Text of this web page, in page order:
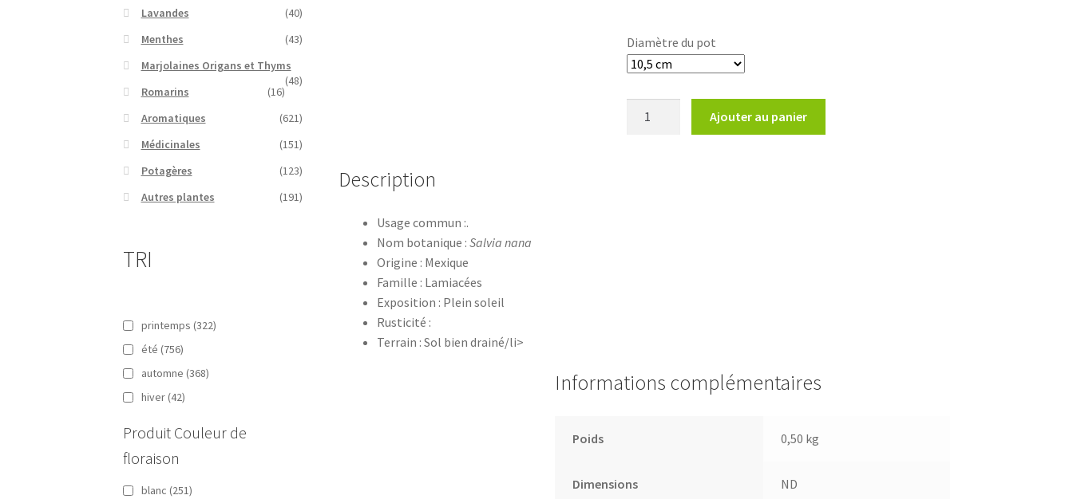
7,90€
à
14,40€
Diamètre du pot
Ajouter au panier
Description
Usage commun :.
Nom botanique :Salvia nana
Origine : Mexique
Famille : Lamiacées
Exposition : Plein soleil
Rusticité :
Terrain : Sol bien drainé/li>
Informations complémentaires
Poids 0,50 kg
Dimensions ND
Lavandes
(40)
Menthes
(43)
Marjolaines Origans et Thyms
(48)
Romarins
(16)
Aromatiques
(621)
Médicinales
(151)
Potagères
(123)
Autres plantes
(191)
TRI
printemps (322)
été (756)
automne (368)
hiver (42)
Produit Couleur de
floraison
blanc (251)